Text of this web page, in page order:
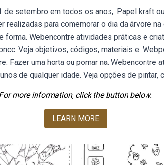
de setembro em todos os anos,. Papel kraft
para comemorar o dia da árvore
Webencontre atividades práticas e
Veja objetivos, códigos, materiais e.
Fazer uma horta ou pomar na. Webencontre
de qualquer idade. Veja opções de pintar,
For more information, click the button below.
LEARN MORE